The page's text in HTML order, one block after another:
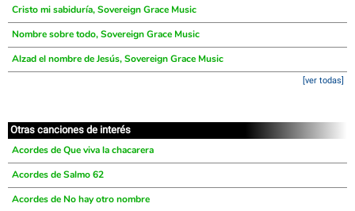
Cristo mi sabiduría, Sovereign Grace Music
Nombre sobre todo, Sovereign Grace Music
Alzad el nombre de Jesús, Sovereign Grace Music
[ver todas]
Otras canciones de interés
Acordes de Que viva la chacarera
Acordes de Salmo 62
Acordes de No hay otro nombre